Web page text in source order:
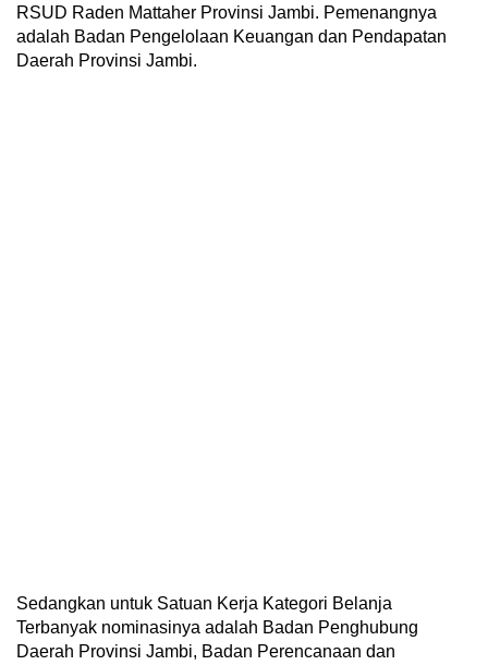
RSUD Raden Mattaher Provinsi Jambi. Pemenangnya
adalah Badan Pengelolaan Keuangan dan Pendapatan
Daerah Provinsi Jambi.
Sedangkan untuk Satuan Kerja Kategori Belanja
Terbanyak nominasinya adalah Badan Penghubung
Daerah Provinsi Jambi, Badan Perencanaan dan